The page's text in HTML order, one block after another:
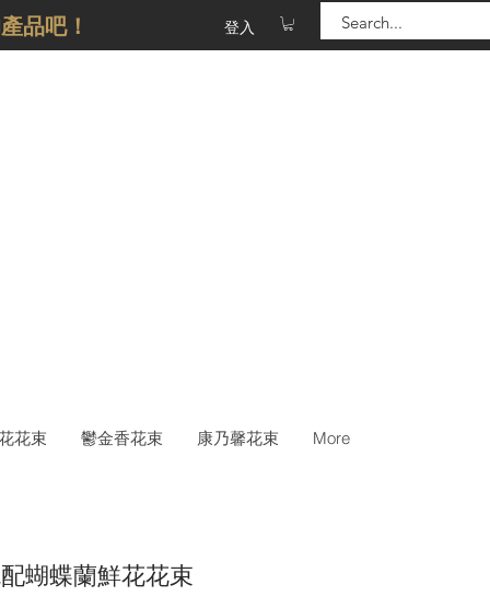
品吧！ 登入
花束 鬱金香花束 康乃馨花束 More
蝴蝶蘭鮮花花束